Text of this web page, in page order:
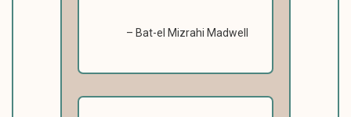
Bat-el Mizrahi Madwell